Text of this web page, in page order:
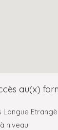
au(x)
Langue
niveau